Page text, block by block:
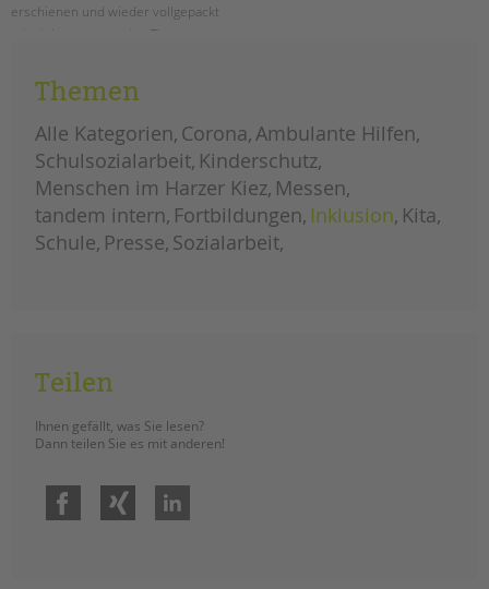
erschienen und wieder vollgepackt
mit vielen spannenden Themen aus
Einrichtungen. Als PDF schon hier
zum kostenlosen Download!
weiterlesendas
tandem
magazin
2023
ist
da!
Einweihung des
Planetenpfades an der
Ludwig-Cauer-
Am 15. Januar wurde gemeinsam ein
Planetenpfad eröffnet. ­Vor Ort waren
unsere Schulsozialarbeiter*innen
Initiator*innen des Projektes, die
Schüler*innen der Klasse 4b, die
Themen
Alle Kategorien Corona Ambulante Hilfen
Schulsozialarbeit Kinderschutz
Menschen im Harzer Kiez Messen
tandem intern Fortbildungen Inklusion Kita
Schule Presse Sozialarbeit
Teilen
Ihnen gefällt, was Sie lesen?
Dann teilen Sie es mit anderen!
Facebook Xing